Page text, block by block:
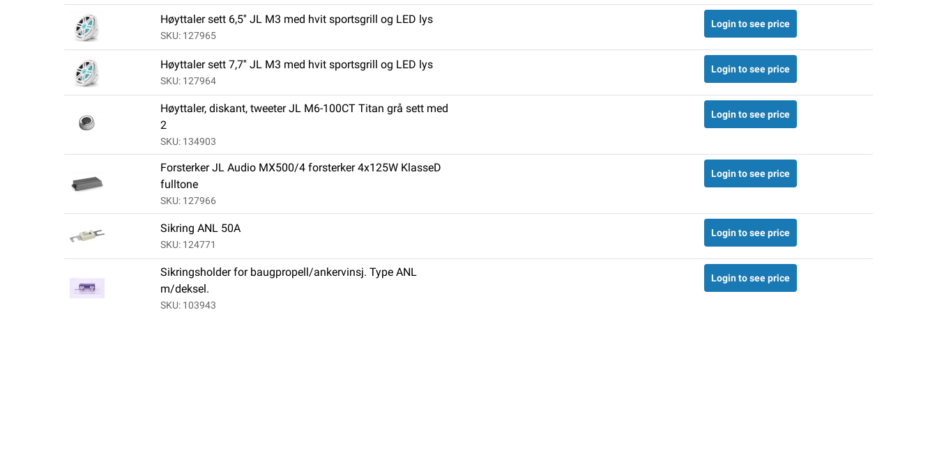
Høyttaler sett 6,5'' JL M3 med hvit sportsgrill og LED lys
SKU: 127965
Login to see price
Høyttaler sett 7,7'' JL M3 med hvit sportsgrill og LED lys
SKU: 127964
Login to see price
Høyttaler, diskant, tweeter JL M6-100CT Titan grå sett med
2
SKU: 134903
Login to see price
Forsterker JL Audio MX500/4 forsterker 4x125W KlasseD
fulltone
SKU: 127966
Login to see price
Sikring ANL 50A
SKU: 124771
Login to see price
Sikringsholder for baugpropell/ankervinsj. Type ANL
m/deksel.
SKU: 103943
Login to see price